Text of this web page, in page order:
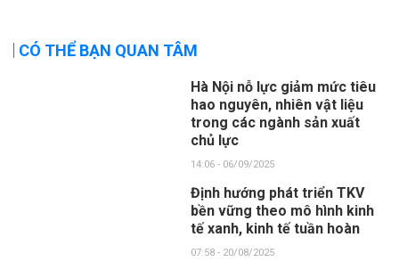
CÓ THỂ BẠN QUAN TÂM
Hà Nội nỗ lực giảm mức tiêu
hao nguyên, nhiên vật liệu
trong các ngành sản xuất
chủ lực
14:06 - 06/09/2025
Định hướng phát triển TKV
bền vững theo mô hình kinh
tế xanh, kinh tế tuần hoàn
07:58 - 20/08/2025